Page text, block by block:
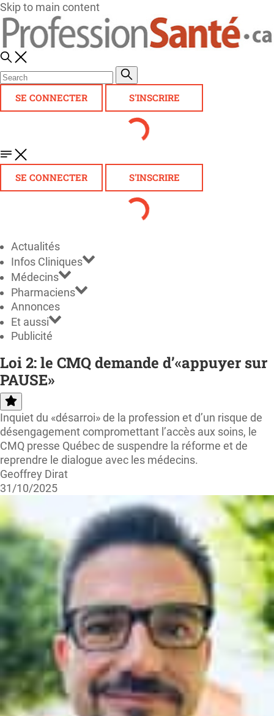
Skip to main content
SE CONNECTER S'INSCRIRE
SE CONNECTER S'INSCRIRE
Actualités
Infos Cliniques
Médecins
Pharmaciens
Annonces
Et aussi
Publicité
Loi 2: le CMQ demande d’«appuyer sur
PAUSE»
Inquiet du «désarroi» de la profession et d’un risque de
désengagement compromettant l’accès aux soins, le
CMQ presse Québec de suspendre la réforme et de
reprendre le dialogue avec les médecins.
Geoffrey Dirat
31/10/2025